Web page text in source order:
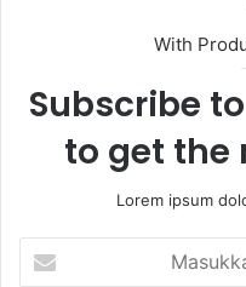
With
Subscribe
to get the
Lorem ipsum
Email